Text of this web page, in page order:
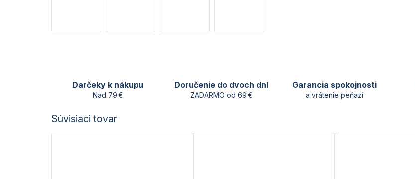
Darčeky k nákupu
Nad 79 €
Doručenie do dvoch dní
ZADARMO od 69 €
Garancia spokojnosti
a vrátenie peňazí
Súvisiaci tovar